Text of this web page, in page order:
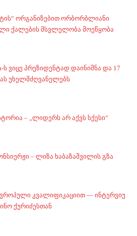
ორგანიზებით ორბორბლიანი
ქალების მსვლელობა მოეწყობა
ვიცე პრეზიდენტად დაინიშნა და 17
უხელმძღვანელებს
– „ლიდერს არ აქვს სქესი“
– ლიზა ხაბაზაშვილის გზა
კვალიფიკაციით — ინტერვიუ
ქურიძესთან